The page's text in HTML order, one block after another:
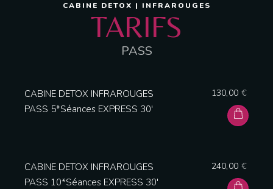
CABINE DETOX | INFRAROUGES
TARIFS
PASS
CABINE DETOX INFRAROUGES
PASS 5*Séances EXPRESS 30′
130,00 €
CABINE DETOX INFRAROUGES
PASS 10*Séances EXPRESS 30′
240,00 €
Table Reservation